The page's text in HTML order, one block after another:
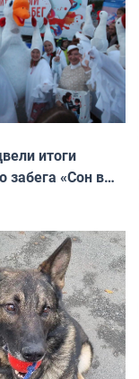
итоги
забега «Сон в